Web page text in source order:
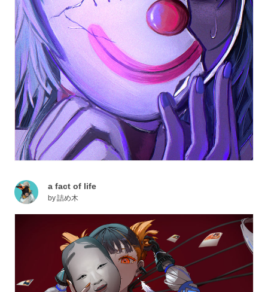
a fact of life
by詰め木